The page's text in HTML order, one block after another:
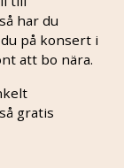
har du
på konsert i
att bo nära.
gratis